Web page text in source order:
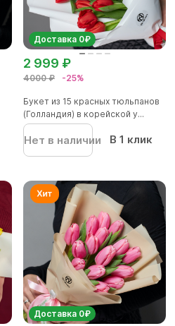
Доставка 0₽
4000 ₽ -25%
2 999 ₽
Букет из 15 красных тюльпанов
(Голландия) в корейской у...
Нет в наличии В 1 клик
Доставка 0₽